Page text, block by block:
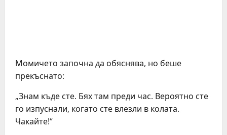
Момичето започна да обяснява, но беше
прекъснато:
„Знам къде сте. Бях там преди час. Вероятно сте
го изпуснали, когато сте влезли в колата.
Чакайте!“